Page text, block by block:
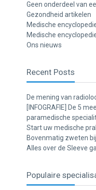
Geen onderdeel van
Gezondheid artikelen
Medische
Medische
Ons nieuws
Recent Posts
De mening van
[INFOGRAFIE] De 5
paramedische
Start uw medische
Bovenmatig zweten
Alles over de Sleeve
Populaire